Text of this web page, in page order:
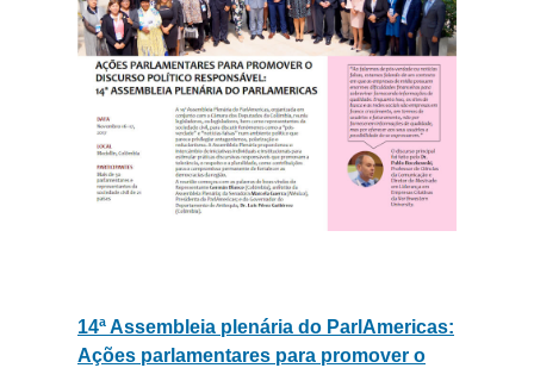
14ª Assembleia plenária do ParlAmericas:
Ações parlamentares para promover o